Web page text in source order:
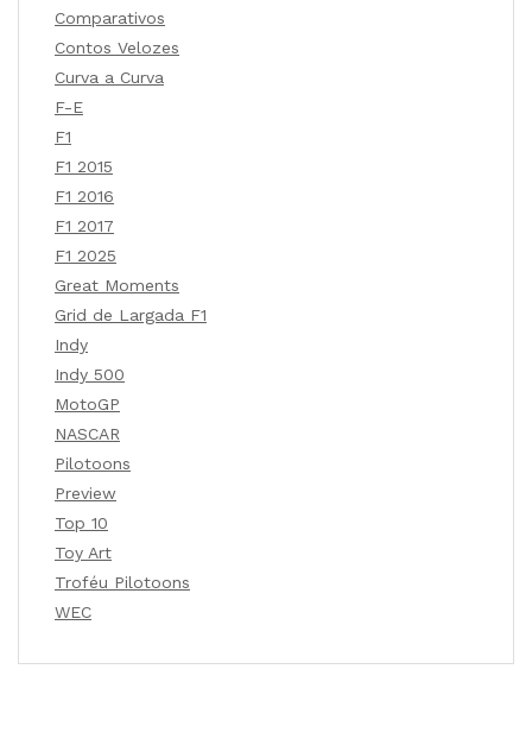
Comparativos
Contos Velozes
Curva a Curva
F-E
F1
F1 2015
F1 2016
F1 2017
F1 2025
Great Moments
Grid de Largada F1
Indy
Indy 500
MotoGP
NASCAR
Pilotoons
Preview
Top 10
Toy Art
Troféu Pilotoons
WEC